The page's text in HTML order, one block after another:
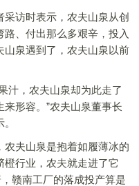
访时表示，农夫山泉从创
、付出那么多艰辛，投入
山泉遇到了，农夫山泉以前
，农夫山泉却为此走了
形容。”农夫山泉董事长
夫山泉是抱着如履薄冰的
行业，农夫就走进了它
赣南工厂的落成投产算是